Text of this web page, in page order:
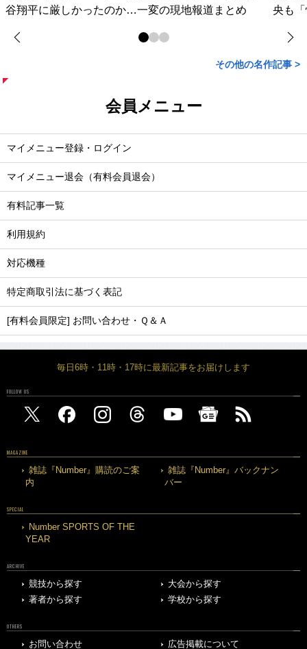
谷翔平に厳しかったのか…一変の現地報道まとめ
央も
その他の名作記事 >
会員メニュー
マイメニュー登録・ログイン
マイメニュー退会（有料会員退会）
有料記事一覧
利用規約
対応機種
特定商取引法に基づく表記
[有料会員限定] お問い合わせ・Ｑ＆Ａ
毎日6時・11時・17時に最新記事をお届けします
FOLLOW US
MAGAZINE
雑誌『Number』購読のご案
内
雑誌『Number』バックナン
バー
SPECIAL
Number SPORTS OF THE
YEAR
ARCHIVE
競技から探す
大会から探す
著者から探す
学校から探す
OTHERS
お問い合わせ 広告掲載について